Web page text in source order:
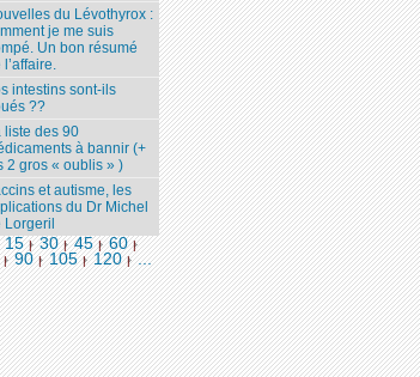
du Lévothyrox :
je me suis
Un bon résumé
l’affaire.
intestins sont-ils
??
liste des 90
à bannir (+
2 gros « oublis » )
et autisme, les
du Dr Michel
Lorgeril
15 | 30 | 45 | 60 |
| 90 | 105 | 120 | ...